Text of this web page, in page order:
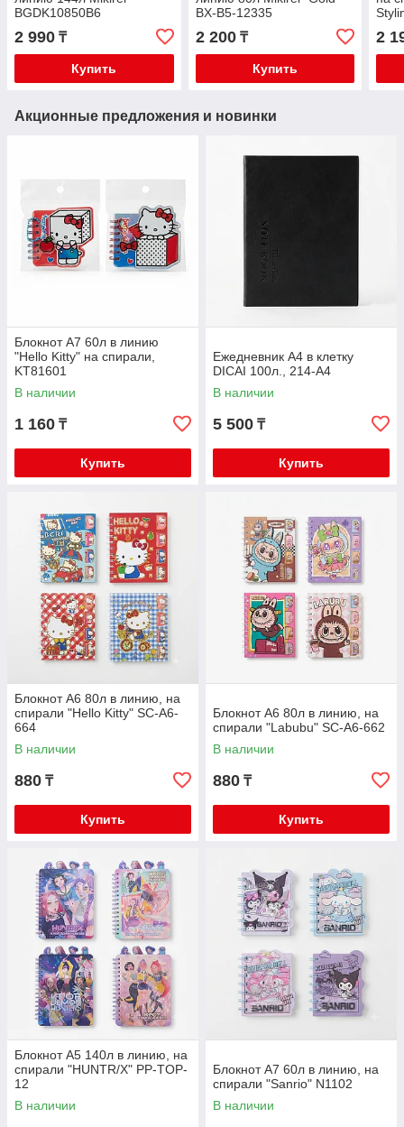
BGDK10850B6
2 990 ₸
Купить
BX-B5-12335
2 200₸
Купить
2
Акционные предложения и новинки
Блокнот А7 60л в линию
"Hello Kitty" на спирали,
KT81601
В наличии
1 160 ₸
Купить
Ежедневник А4 в клетку
DICAI 100л., 214-A4
В наличии
5 500 ₸
Купить
Блокнот А6 80л в линию, на
спирали "Hello Kitty" SC-A6-
664
В наличии
880 ₸
Купить
Блокнот А6 80л в линию, на
спирали "Labubu" SC-A6-662
В наличии
880 ₸
Купить
Блокнот А5 140л в линию, на
спирали "HUNTR/X" PP-TOP-
12
В наличии
Блокнот А7 60л в линию, на
спирали "Sanrio" N1102
В наличии